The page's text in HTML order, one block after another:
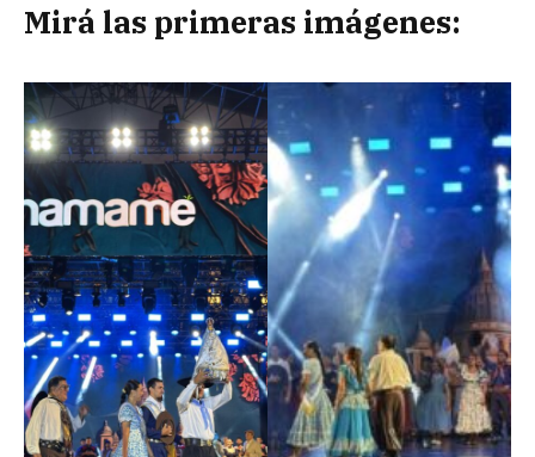
Mirá las primeras imágenes: